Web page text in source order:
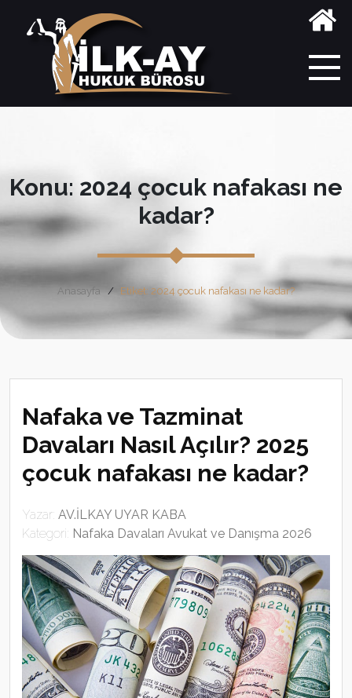
Konu: 2024 çocuk nafakası ne
kadar?
Anasayfa Etiket: 2024 çocuk nafakası ne kadar?
Nafaka ve Tazminat
Davaları Nasıl Açılır? 2025
çocuk nafakası ne kadar?
Yazar: AV.İLKAY UYAR KABA
Kategori: Nafaka Davaları Avukat ve Danışma 2026